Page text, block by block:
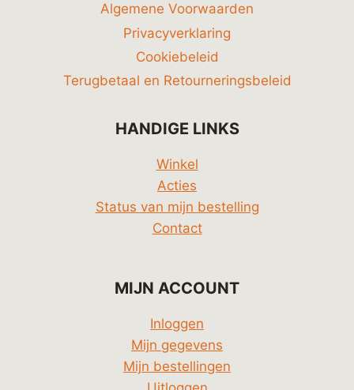
Algemene Voorwaarden
Privacyverklaring
Cookiebeleid
Terugbetaal en Retourneringsbeleid
HANDIGE LINKS
Winkel
Acties
Status van mijn bestelling
Contact
MIJN ACCOUNT
Inloggen
Mijn gegevens
Mijn bestellingen